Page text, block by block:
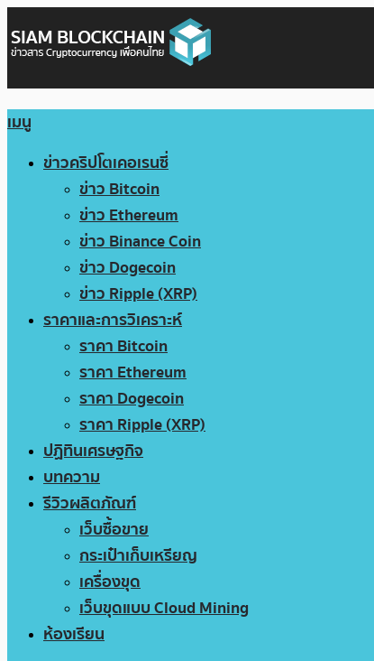
เมนู
ข่าวคริปโตเคอเรนซี่
ข่าว Bitcoin
ข่าว Ethereum
ข่าว Binance Coin
ข่าว Dogecoin
ข่าว Ripple (XRP)
ราคาและการวิเคราะห์
ราคา Bitcoin
ราคา Ethereum
ราคา Dogecoin
ราคา Ripple (XRP)
ปฏิทินเศรษฐกิจ
บทความ
รีวิวผลิตภัณฑ์
เว็บซื้อขาย
กระเป๋าเก็บเหรียญ
เครื่องขุด
เว็บขุดแบบ Cloud Mining
ห้องเรียน